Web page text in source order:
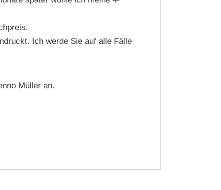
Ich werde Sie auf alle Fälle
Müller an.